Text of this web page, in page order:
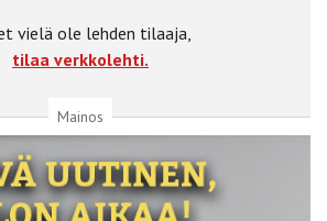
vielä ole lehden tilaaja,
tilaa verkkolehti.
Mainos